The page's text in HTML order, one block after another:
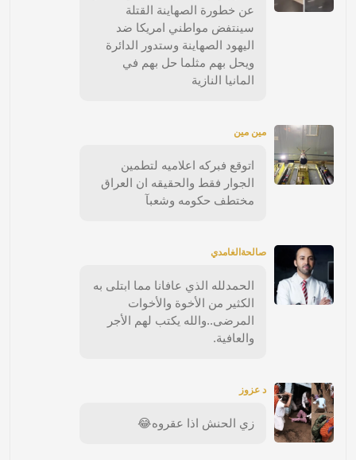
عن خطورة الصهاينة القتلة
سينتفض مواطني امريكا ضد
اليهود الصهاينة وستدور الدائرة
ويحل بهم مثلما حل بهم في
المانيا النازية
مين مين
اتوقع فبركه اعلاميه لتطمين
الجوار فقط والحقيقه ان العراق
مختطف حكومه وشعبآ
صالحةالغامدي
الحمدلله الذي عافانا مما ابتلى به
الكثير من الأخوة والأخوات
المرضى..والله يكتب لهم الأجر
والعافية.
د عزوز
زي الحنش اذا عقروه😂